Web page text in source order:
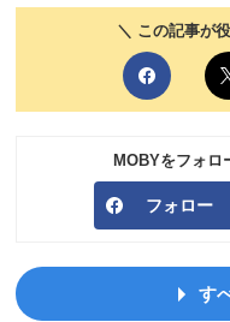
＼ この記事が
MOBYをフォロ
フォロー
す